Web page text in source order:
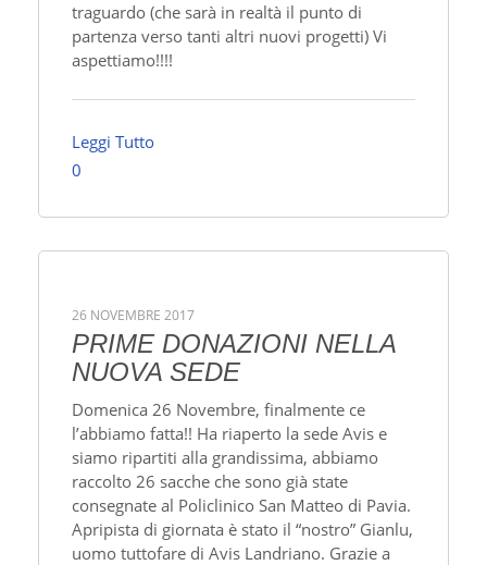
traguardo (che sarà in realtà il punto di
partenza verso tanti altri nuovi progetti) Vi
aspettiamo!!!!
Leggi Tutto
0
26 NOVEMBRE 2017
PRIME DONAZIONI NELLA
NUOVA SEDE
Domenica 26 Novembre, finalmente ce
l’abbiamo fatta!! Ha riaperto la sede Avis e
siamo ripartiti alla grandissima, abbiamo
raccolto 26 sacche che sono già state
consegnate al Policlinico San Matteo di Pavia.
Apripista di giornata è stato il “nostro” Gianlu,
uomo tuttofare di Avis Landriano. Grazie a